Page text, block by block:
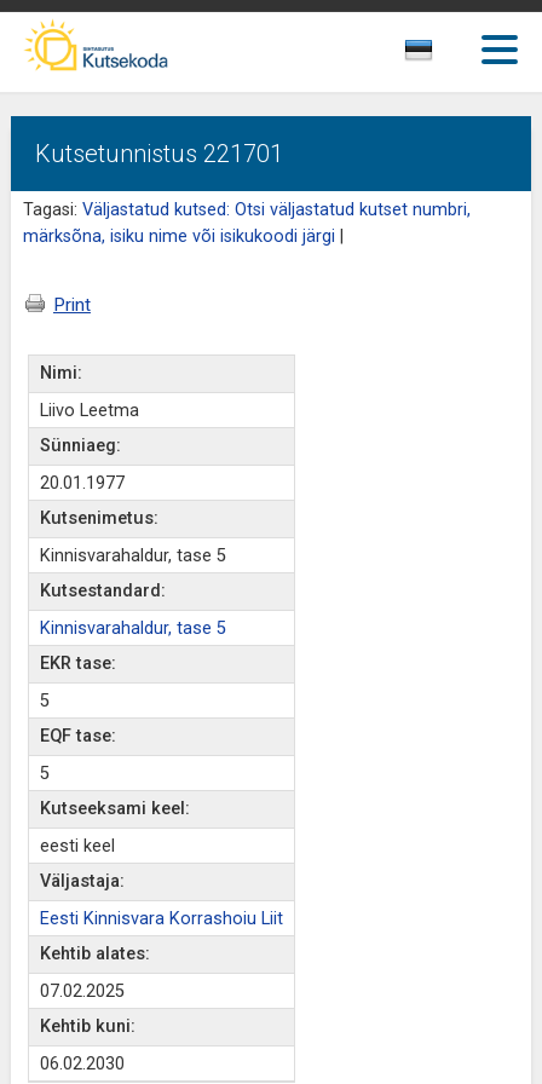
Kutsetunnistus 221701
Tagasi: Väljastatud kutsed: Otsi väljastatud kutset numbri,
märksõna, isiku nime või isikukoodi järgi
Print
Nimi:
Liivo Leetma
Sünniaeg:
20.01.1977
Kutsenimetus:
Kinnisvarahaldur, tase 5
Kutsestandard:
Kinnisvarahaldur, tase 5
EKR tase:
5
EQF tase:
5
Kutseeksami keel:
eesti keel
Väljastaja:
Eesti Kinnisvara Korrashoiu Liit
Kehtib alates:
07.02.2025
Kehtib kuni:
06.02.2030